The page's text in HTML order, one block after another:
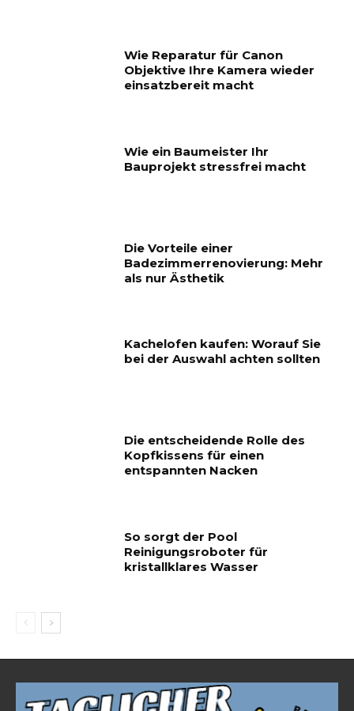
Wie Reparatur für Canon
Objektive Ihre Kamera wieder
einsatzbereit macht
Wie ein Baumeister Ihr
Bauprojekt stressfrei macht
Die Vorteile einer
Badezimmerrenovierung: Mehr
als nur Ästhetik
Kachelofen kaufen: Worauf Sie
bei der Auswahl achten sollten
Die entscheidende Rolle des
Kopfkissens für einen
entspannten Nacken
So sorgt der Pool
Reinigungsroboter für
kristallklares Wasser